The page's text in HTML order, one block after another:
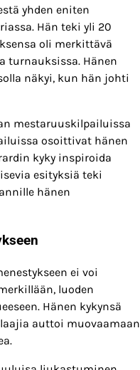
yhden eniten
Hän teki yli 20
oli merkittävä
turnauksissa. Hänen
näkyi, kun hän johti
mestaruuskilpailuissa
osoittivat hänen
kyky inspiroida
esityksiä teki
hänen
ei voi
luoden
Hänen kykynsä
auttoi muovaamaan